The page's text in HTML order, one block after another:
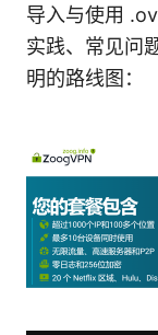
导入与使用
实践、常见问
明的路线图：